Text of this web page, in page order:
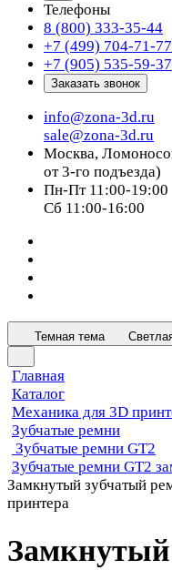
Телефоны
8 (800) 333-35-44
+7 (499) 704-71-77
+7 (905) 535-59-37
Заказать звонок
info@zona-3d.ru
sale@zona-3d.ru
Москва,
от 3-го подъезда)
Пн-Пт 11:00-19:00
Сб 11:00-16:00
Темная тема
Главная
Каталог
Механика для 3D
Зубчатые ремни
Зубчатые ремни GT2
Зубчатые ремни GT2
Замкнутый зубчатый
принтера